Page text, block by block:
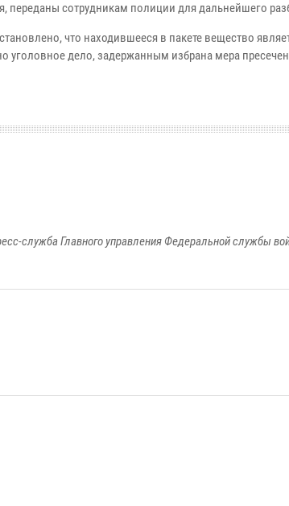
переданы сотрудникам полиции для дальнейшего
что находившееся в пакете вещество
уголовное дело, задержанным избрана мера
служба Главного управления Федеральной службы